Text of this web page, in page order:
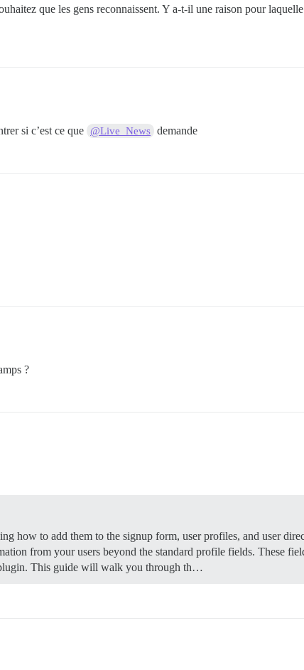
que les gens reconnaissent. Y a-t-il une raison pour
si c’est ce que @Live_News demande
?
how to add them to the signup form, user profiles, and user
from your users beyond the standard profile fields. These
This guide will walk you through th…